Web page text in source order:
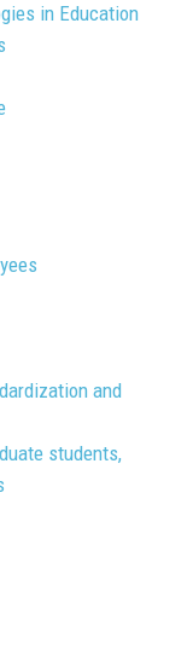
in Education
and
students,